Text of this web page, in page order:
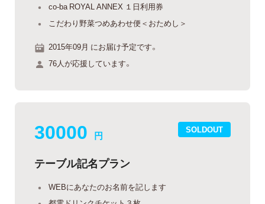
co-ba ROYAL ANNEX １日利用券
こだわり野菜つめあわせ便＜おためし＞
2015年09月 にお届け予定です。
76人が応援しています。
SOLDOUT
30000 円
テーブル記名プラン
WEBにあなたのお名前を記します